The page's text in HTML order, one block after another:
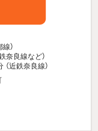
）
奈良線など）
（近鉄奈良線）